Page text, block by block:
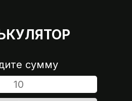
сумму